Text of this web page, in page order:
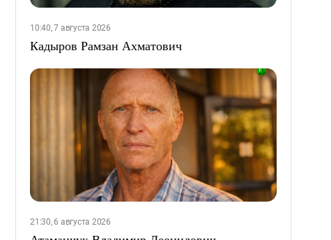
10:40, 7 августа 2026
Кадыров Рамзан Ахматович
21:30, 6 августа 2026